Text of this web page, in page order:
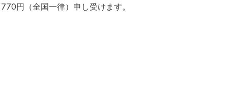
円（全国一律）申し受けます。